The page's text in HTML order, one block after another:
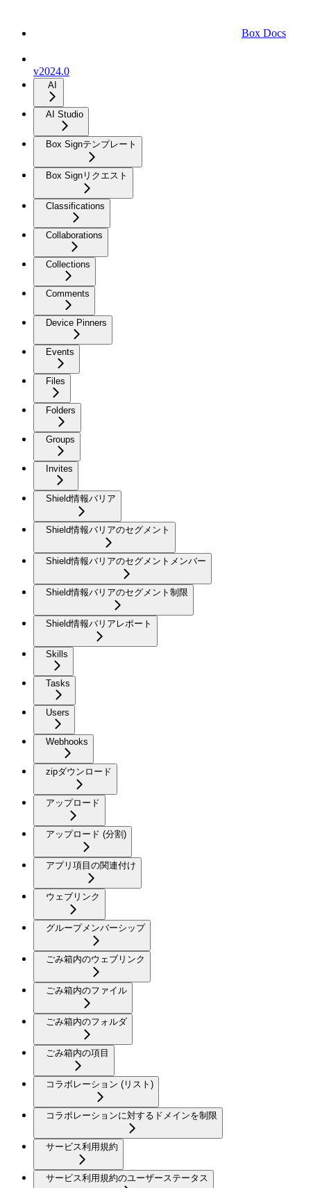
Box Docs
v2024.0
AI
AI Studio
Box Signテンプレート
Box Signリクエスト
Classifications
Collaborations
Collections
Comments
Device Pinners
Events
Files
Folders
Groups
Invites
Shield情報バリア
Shield情報バリアのセグメント
Shield情報バリアのセグメントメンバー
Shield情報バリアのセグメント制限
Shield情報バリアレポート
Skills
Tasks
Users
Webhooks
zipダウンロード
アップロード
アップロード (分割)
アプリ項目の関連付け
ウェブリンク
グループメンバーシップ
ごみ箱内のウェブリンク
ごみ箱内のファイル
ごみ箱内のフォルダ
ごみ箱内の項目
コラボレーション (リスト)
コラボレーションに対するドメインを制限
サービス利用規約
サービス利用規約のユーザーステータス